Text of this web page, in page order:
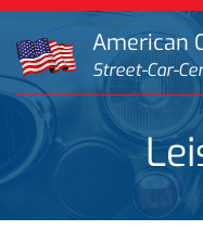
Zum Inhalt springen
American
Street-Car-